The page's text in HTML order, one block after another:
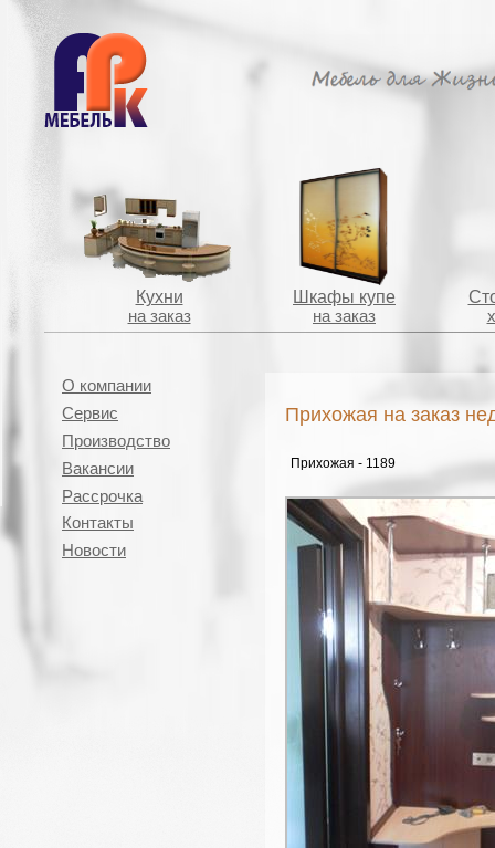
Кухни
на заказ
Шкафы купе
на заказ
О компании
Сервис
Производство
Вакансии
Рассрочка
Контакты
Новости
Прихожая на заказ
Прихожая - 1189